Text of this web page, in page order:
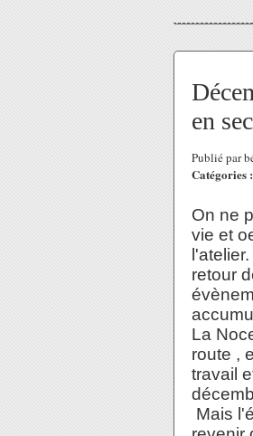
en
Publié par
Catégories :
On ne
vie et
retour
La
route ,
travail
Mais